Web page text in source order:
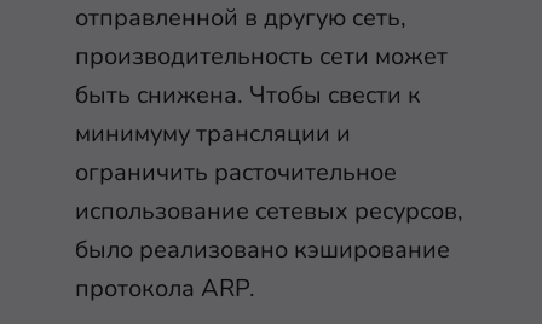
отправленной в другую сеть,
производительность сети может
быть снижена. Чтобы свести к
минимуму трансляции и
ограничить расточительное
использование сетевых ресурсов,
было реализовано кэширование
протокола ARP.